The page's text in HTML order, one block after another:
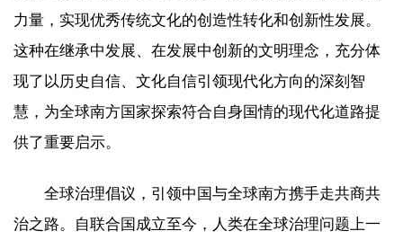
力量，实现优秀传统文化的创造性转化和创新性发展。
这种在继承中发展、在发展中创新的文明理念，充分体
现了以历史自信、文化自信引领现代化方向的深刻智
慧，为全球南方国家探索符合自身国情的现代化道路提
供了重要启示。
全球治理倡议，引领中国与全球南方携手走共商共
治之路。自联合国成立至今，人类在全球治理问题上一